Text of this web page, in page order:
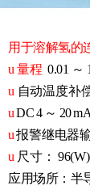
用于溶解氢的
u量程 0.01 ～
u 自动温度补
uDC 4 ～ 20 mA
u报警继电器
u 尺寸：
应用场所：半